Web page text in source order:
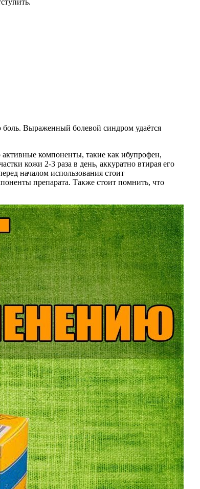
Выраженный болевой синдром удаётся
компоненты, такие как ибупрофен,
кожи 2-3 раза в день, аккуратно втирая его
началом использования стоит
препарата. Также стоит помнить, что